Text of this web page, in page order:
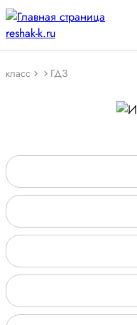
класс ГДЗ